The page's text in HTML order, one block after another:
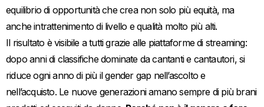
equilibrio di opportunità che crea non solo più equità, ma
anche intrattenimento di livello e qualità molto più alti.
Il risultato è visibile a tutti grazie alle piattaforme di streaming:
dopo anni di classifiche dominate da cantanti e cantautori, si
riduce ogni anno di più il gender gap nell’ascolto e
nell’acquisto. Le nuove generazioni amano sempre di più brani